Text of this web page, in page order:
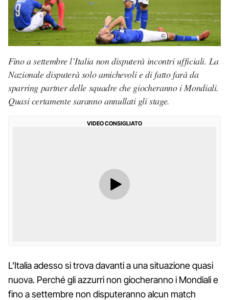
Fino a settembre l’Italia non disputerà incontri ufficiali. La
Nazionale disputerà solo amichevoli e di fatto farà da
sparring partner delle squadre che giocheranno i Mondiali.
Quasi certamente saranno annullati gli stage.
VIDEO CONSIGLIATO
L’Italia adesso si trova davanti a una situazione quasi
nuova. Perché gli azzurri non giocheranno i Mondiali e
fino a settembre non disputeranno alcun match